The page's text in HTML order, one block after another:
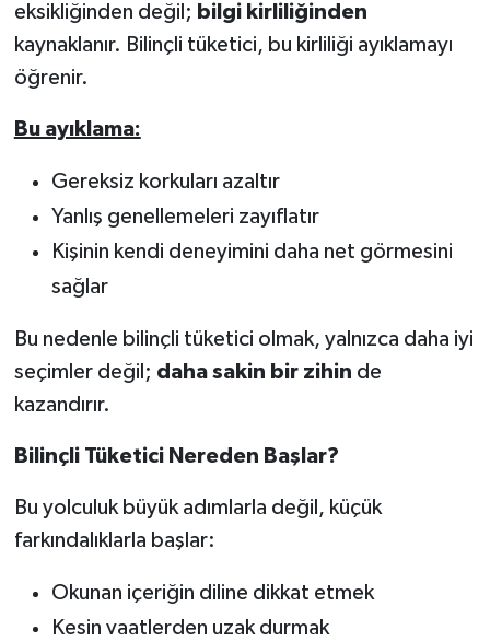
eksikliğinden değil; bilgi kirliliğinden
kaynaklanır. Bilinçli tüketici, bu kirliliği ayıklamayı
öğrenir.
Bu ayıklama:
Gereksiz korkuları azaltır
Yanlış genellemeleri zayıflatır
Kişinin kendi deneyimini daha net görmesini
sağlar
Bu nedenle bilinçli tüketici olmak, yalnızca daha iyi
seçimler değil; daha sakin bir zihin de
kazandırır.
Bilinçli Tüketici Nereden Başlar?
Bu yolculuk büyük adımlarla değil, küçük
farkındalıklarla başlar:
Okunan içeriğin diline dikkat etmek
Kesin vaatlerden uzak durmak